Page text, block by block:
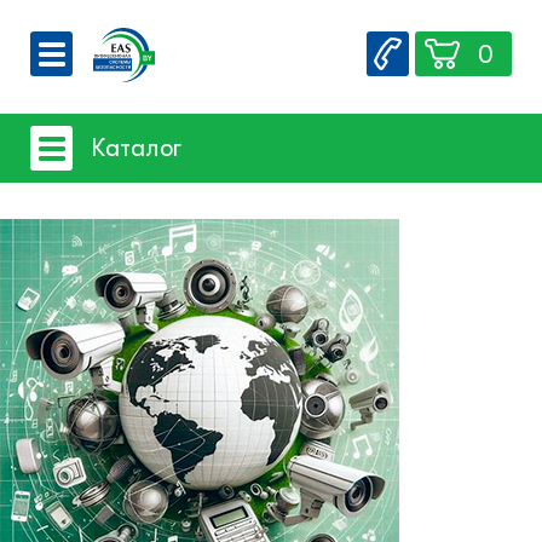
О компании
Вакансии
Контакты
0
Каталог
Системы видеонаблюдения
Системы защиты товаров от краж
Счетчики посетителей
Защита товара на стеллажах
Системы фонового озвучивания
помещений